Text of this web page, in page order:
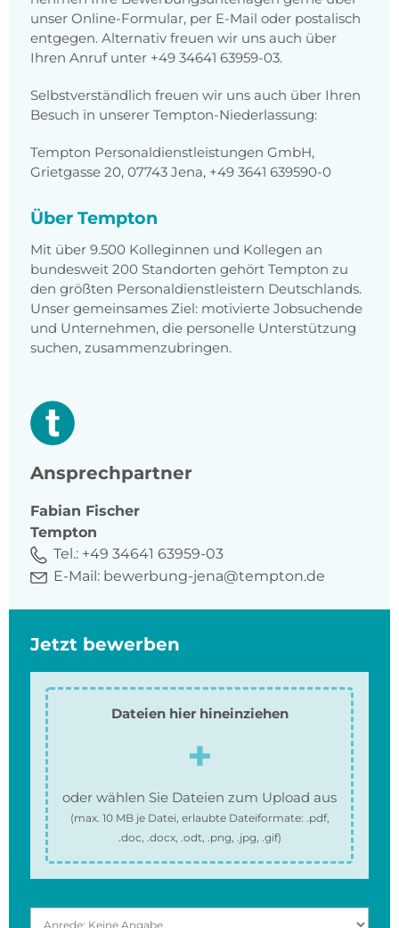
unser Online-Formular, per E-Mail oder postalisch
entgegen. Alternativ freuen wir uns auch über
Ihren Anruf unter +49 34641 63959-03.
Selbstverständlich freuen wir uns auch über Ihren
Besuch in unserer Tempton-Niederlassung:
Tempton Personaldienstleistungen GmbH,
Grietgasse 20, 07743 Jena, +49 3641 639590-0
Über Tempton
Mit über 9.500 Kolleginnen und Kollegen an
bundesweit 200 Standorten gehört Tempton zu
den größten Personaldienstleistern Deutschlands.
Unser gemeinsames Ziel: motivierte Jobsuchende
und Unternehmen, die personelle Unterstützung
suchen, zusammenzubringen.
Ansprechpartner
Fabian Fischer
Tempton
Tel.: +49 34641 63959-03
E-Mail: bewerbung-jena@tempton.de
Jetzt bewerben
Dateien hier hineinziehen
oder wählen Sie Dateien zum Upload aus
(max. 10 MBje Datei, erlaubte Dateiformate: .pdf,
.doc, .docx, .odt, .png, .jpg, .gif)